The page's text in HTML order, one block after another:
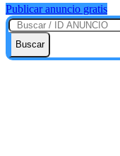
Publicar anuncio gratis
Buscar